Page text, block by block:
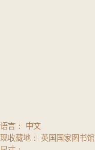
语言
中文
现收藏地
英国国家图书馆